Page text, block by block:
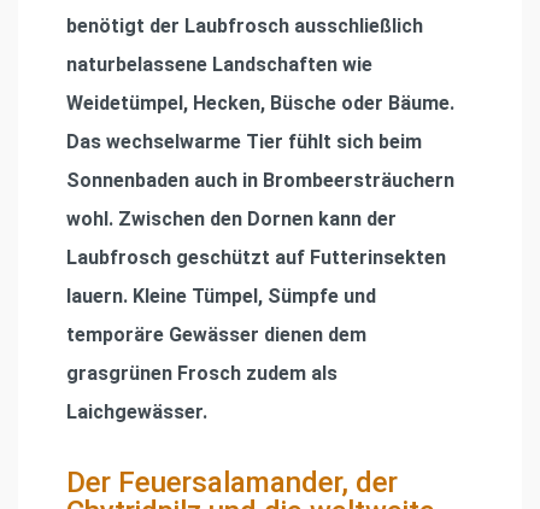
benötigt der Laubfrosch ausschließlich
naturbelassene Landschaften wie
Weidetümpel, Hecken, Büsche oder Bäume.
Das wechselwarme Tier fühlt sich beim
Sonnenbaden auch in Brombeersträuchern
wohl. Zwischen den Dornen kann der
Laubfrosch geschützt auf Futterinsekten
lauern. Kleine Tümpel, Sümpfe und
temporäre Gewässer dienen dem
grasgrünen Frosch zudem als
Laichgewässer.
Der Feuersalamander, der